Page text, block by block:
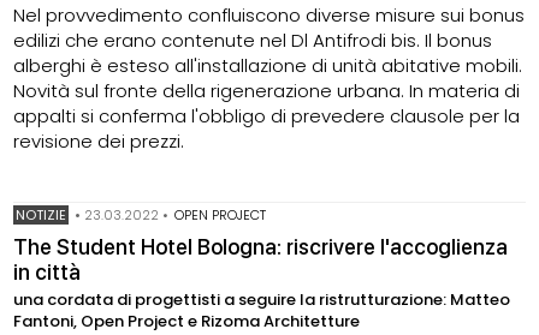
Nel provvedimento confluiscono diverse misure sui bonus
edilizi che erano contenute nel Dl Antifrodi bis. Il bonus
alberghi è esteso all'installazione di unità abitative mobili.
Novità sul fronte della rigenerazione urbana. In materia di
appalti si conferma l'obbligo di prevedere clausole per la
revisione dei prezzi.
NOTIZIE • 23.03.2022 • OPEN PROJECT
The Student Hotel Bologna: riscrivere l'accoglienza
in città
una cordata di progettisti a seguire la ristrutturazione: Matteo
Fantoni, Open Project e Rizoma Architetture